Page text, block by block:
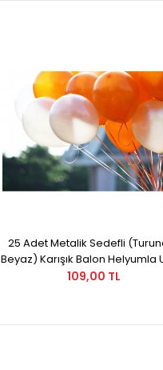
25 Adet Metalik Sedefli
Beyaz) Karışık Balon Helyumla
109,00 TL